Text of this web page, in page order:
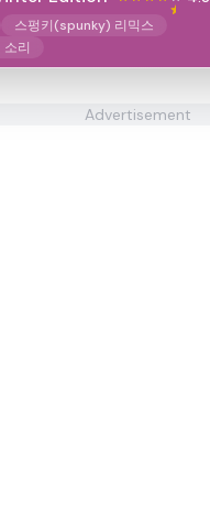
스펑키(spunky) 리믹스
소리
Advertisement